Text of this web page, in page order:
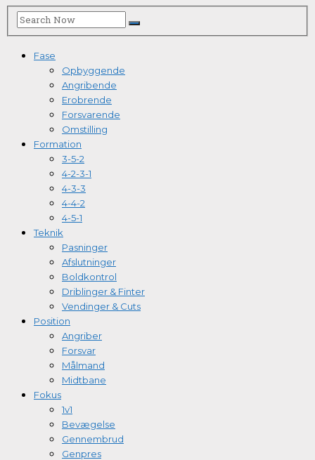
Fase
Opbyggende
Angribende
Erobrende
Forsvarende
Omstilling
Formation
3-5-2
4-2-3-1
4-3-3
4-4-2
4-5-1
Teknik
Pasninger
Afslutninger
Boldkontrol
Driblinger & Finter
Vendinger & Cuts
Position
Angriber
Forsvar
Målmand
Midtbane
Fokus
1v1
Bevægelse
Gennembrud
Genpres